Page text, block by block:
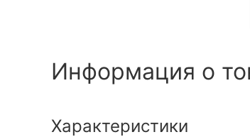
Информация о
Характеристики